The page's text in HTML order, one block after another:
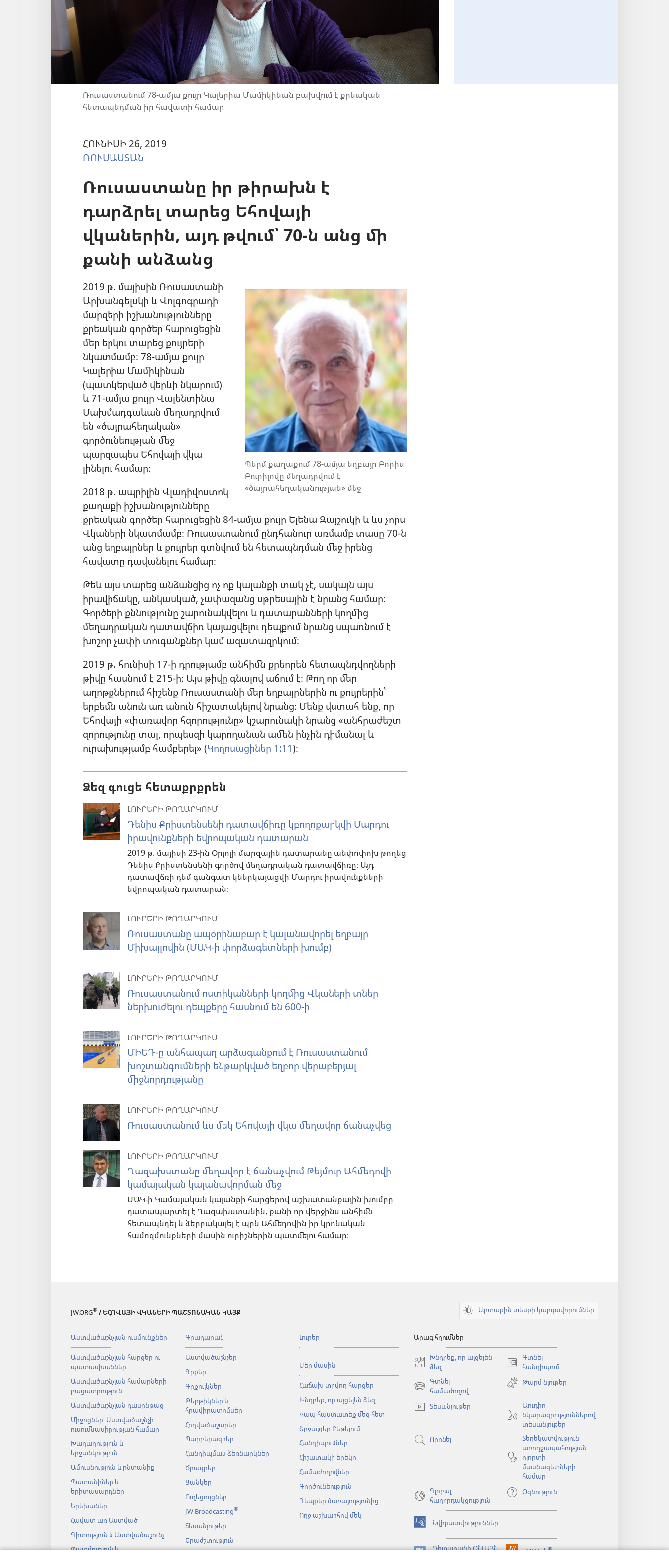
Ռուսաստանում 78-ամյա քույր Կալերիա Մամիկինան բախվում է քրեական
հետապնդման իր հավատի համար
ՀՈՒՆԻՍԻ 26, 2019
ՌՈՒՍԱՍՏԱՆ
Ռուսաստանը իր թիրախն է
դարձրել տարեց Եհովայի
վկաներին, այդ թվում՝ 70-ն անց մի
քանի անձանց
Պերմ քաղաքում 78-ամյա եղբայր Բորիս
Բուրիլովը մեղադրվում է
«ծայրահեղականության» մեջ
2019 թ. մայիսին Ռուսաստանի
Արխանգելսկի և Վոլգոգրադի
մարզերի իշխանությունները
քրեական գործեր հարուցեցին
մեր երկու տարեց քույրերի
նկատմամբ։ 78-ամյա քույր
Կալերիա Մամիկինան
(պատկերված վերևի նկարում)
և 71-ամյա քույր Վալենտինա
Մախմադգաևան մեղադրվում
են «ծայրահեղական»
գործունեության մեջ
պարզապես Եհովայի վկա
լինելու համար։
2018 թ. ապրիլին Վլադիվոստոկ
քաղաքի իշխանությունները
քրեական գործեր հարուցեցին 84-ամյա քույր Ելենա Զայշուկի և ևս չորս
Վկաների նկատմամբ։ Ռուսաստանում ընդհանուր առմամբ տասը 70-ն
անց եղբայրներ և քույրեր գտնվում են հետապնդման մեջ իրենց
հավատը դավանելու համար։
Թեև այս տարեց անձանցից ոչ ոք կալանքի տակ չէ, սակայն այս
իրավիճակը, անկասկած, չափազանց սթրեսային է նրանց համար։
Գործերի քննությունը շարունակվելու և դատարանների կողմից
մեղադրական դատավճիռ կայացվելու դեպքում նրանց սպառնում է
խոշոր չափի տուգանքներ կամ ազատազրկում։
2019 թ. հունիսի 17-ի դրությամբ անհիմն քրեորեն հետապնդվողների
թիվը հասնում է 215-ի։ Այս թիվը գնալով աճում է։ Թող որ մեր
աղոթքներում հիշենք Ռուսաստանի մեր եղբայրներին ու քույրերին՝
երբեմն անուն առ անուն հիշատակելով նրանց։ Մենք վստահ ենք, որ
Եհովայի «փառավոր հզորությունը» կշարունակի նրանց «անհրաժեշտ
զորությունը տալ, որպեսզի կարողանան ամեն ինչին դիմանալ և
ուրախությամբ համբերել» (Կողոսացիներ 1:11)։
Ձեզ գուցե հետաքրքրեն
ԼՈՒՐԵՐԻ ԹՈՂԱՐԿՈՒՄ
Դենիս Քրիստենսենի դատավճիռը կբողոքարկվի Մարդու
իրավունքների եվրոպական դատարան
2019 թ. մայիսի 23-ին Օրյոլի մարզային դատարանը անփոփոխ թողեց
Դենիս Քրիստենսենի գործով մեղադրական դատավճիռը։ Այդ
դատավճռի դեմ գանգատ կներկայացվի Մարդու իրավունքների
եվրոպական դատարան։
ԼՈՒՐԵՐԻ ԹՈՂԱՐԿՈՒՄ
Ռուսաստանը ապօրինաբար է կալանավորել եղբայր
Միխայլովին (ՄԱԿ-ի փորձագետների խումբ)
ԼՈՒՐԵՐԻ ԹՈՂԱՐԿՈՒՄ
Ռուսաստանում ոստիկանների կողմից Վկաների տներ
ներխուժելու դեպքերը հասնում են 600-ի
ԼՈՒՐԵՐԻ ԹՈՂԱՐԿՈՒՄ
ՄԻԵԴ-ը անհապաղ արձագանքում է Ռուսաստանում
խոշտանգումների ենթարկված եղբոր վերաբերյալ
միջնորդությանը
ԼՈՒՐԵՐԻ ԹՈՂԱՐԿՈՒՄ
Ռուսաստանում ևս մեկ Եհովայի վկա մեղավոր ճանաչվեց
ԼՈՒՐԵՐԻ ԹՈՂԱՐԿՈՒՄ
Ղազախստանը մեղավոր է ճանաչվում Թեյմուր Ահմեդովի
կամայական կալանավորման մեջ
ՄԱԿ-ի Կամայական կալանքի հարցերով աշխատանքային խումբը
դատապարտել է Ղազախստանին, քանի որ վերջինս անհիմն
հետապնդել և ձերբակալել է պրն Ահմեդովին իր կրոնական
համոզմունքների մասին ուրիշներին պատմելու համար։
JW.ORG® / ԵՀՈՎԱՅԻ ՎԿԱՆԵՐԻ ՊԱՇՏՈՆԱԿԱՆ ԿԱՅՔ Արտաքին տեսքի կարգավորումներ
Աստվածաշնչյան ուսմունքներ
Աստվածաշնչյան հարցեր ու
պատասխաններ
Աստվածաշնչյան համարների
բացատրություն
Աստվածաշնչյան դասընթաց
Միջոցներ՝ Աստվածաշնչի
ուսումնասիրության համար
Խաղաղություն և
երջանկություն
Ամուսնություն և ընտանիք
Պատանիներ և
երիտասարդներ
Երեխաներ
Հավատ առ Աստված
Գիտություն և Աստվածաշունչ
Պատմություն և
Գրադարան
Աստվածաշնչեր
Գրքեր
Գրքույկներ
Թերթիկներ և
հրավիրատոմսեր
Հոդվածաշարեր
Պարբերագրեր
Հանդիպման ձեռնարկներ
Ծրագրեր
Ցանկեր
Ուղեցույցներ
JW Broadcasting®
Տեսանյութեր
Երաժշտություն
Լուրեր
Մեր մասին
Հաճախ տրվող հարցեր
Խնդրեք, որ այցելեն ձեզ
Կապ հաստատեք մեզ հետ
Շրջայցեր Բեթելում
Հանդիպումներ
Հիշատակի երեկո
Համաժողովներ
Գործունեություն
Դեպքեր ծառայությունից
Ողջ աշխարհով մեկ
Արագ հղումներ
Խնդրեք, որ այցելեն
ձեզ
Գտնել
հանդիպում
(բացվում
նոր
Գտնել
համաժողով
(բացվում
նոր
Թարմ նյութեր
Տեսանյութեր
Աուդիո
նկարագրություններով
տեսանյութեր
Որոնել
Տեղեկատվություն
առողջապահության
ոլորտի
մասնագետների
համար
Գլոբալ
հաղորդակցություն
Օգնություն
Նվիրատվություններ
(բացվում
է
նոր
Դիտարանի ՕՆԼԱՅՆ
JW Hub®